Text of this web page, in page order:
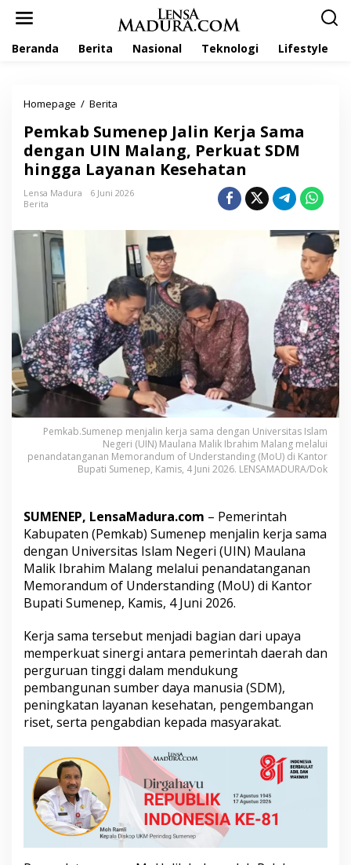
Beranda Berita Nasional Teknologi Lifestyle
Homepage / Berita
m
k
a
b
S
p
J
a
i
n
K
r
j
a
S
a
m
a
n
g
a
n
U
I
N
M
l
a
n
g
,
P
e
D
M
h
Pemkab Sumenep Jalin Kerja Sama
dengan UIN Malang, Perkuat SDM
hingga Layanan Kesehatan
Lensa Madura
6 Juni 2026
Berita
Pemkab.Sumenep menjalin kerja sama dengan Universitas Islam
Negeri (UIN) Maulana Malik Ibrahim Malang melalui
penandatanganan Memorandum of Understanding (MoU) di Kantor
Bupati Sumenep, Kamis, 4 Juni 2026. LENSAMADURA/Dok
SUMENEP, LensaMadura.com – Pemerintah
Kabupaten (Pemkab) Sumenep menjalin kerja sama
dengan Universitas Islam Negeri (UIN) Maulana
Malik Ibrahim Malang melalui penandatanganan
Memorandum of Understanding (MoU) di Kantor
Bupati Sumenep, Kamis, 4 Juni 2026.
Kerja sama tersebut menjadi bagian dari upaya
memperkuat sinergi antara pemerintah daerah dan
perguruan tinggi dalam mendukung
pembangunan sumber daya manusia (SDM),
peningkatan layanan kesehatan, pengembangan
riset, serta pengabdian kepada masyarakat.